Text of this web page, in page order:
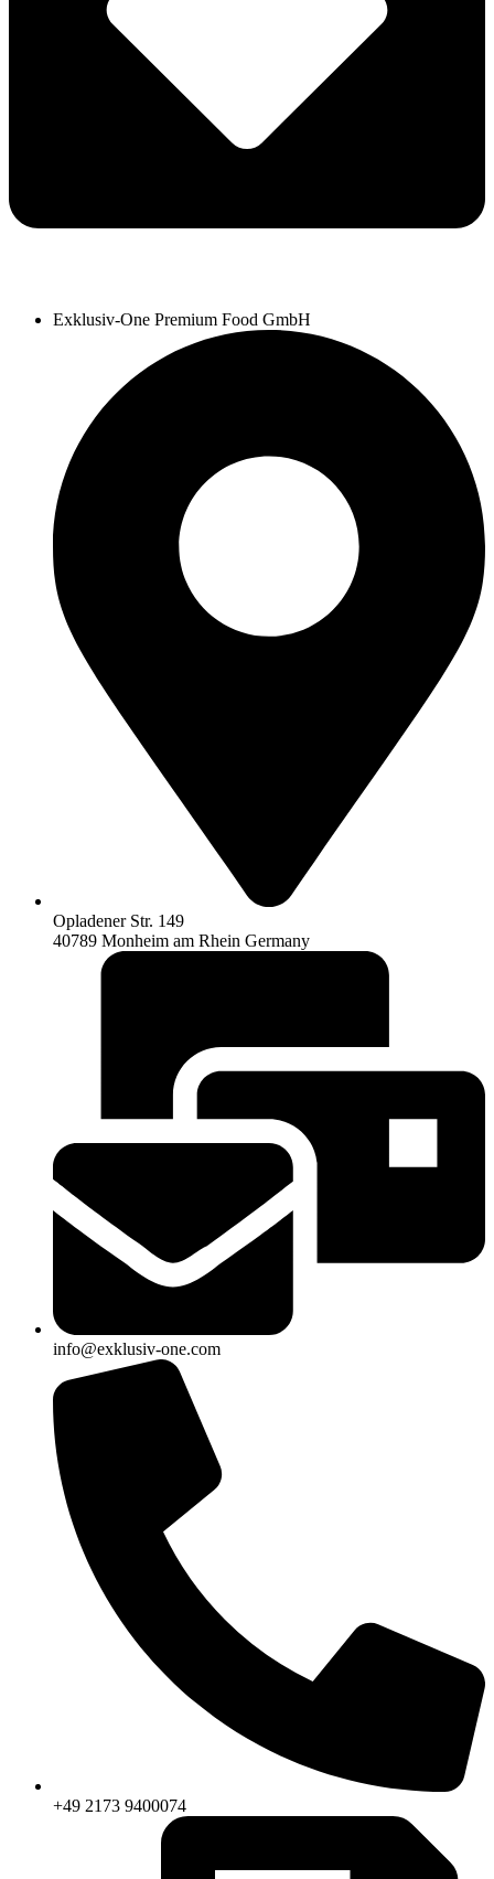
Exklusiv-One Premium Food GmbH
Opladener Str. 149
40789 Monheim am Rhein Germany
info@exklusiv-one.com
+49 2173 9400074